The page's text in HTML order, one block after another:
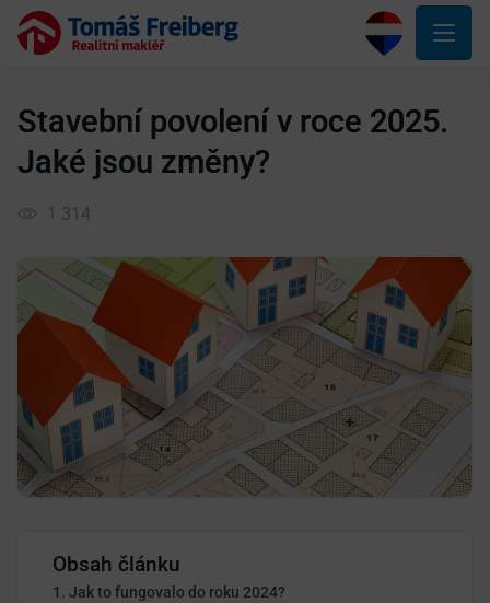
Stavební povolení v roce 2025.
Jaké jsou změny?
1 314
Obsah článku
Jak to fungovalo do roku 2024?